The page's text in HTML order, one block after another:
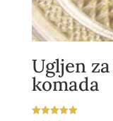
Ugljen
komada